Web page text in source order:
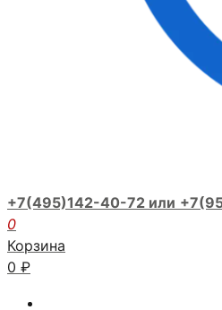
+7(495)142-40-72 или
0
Корзина
0 ₽